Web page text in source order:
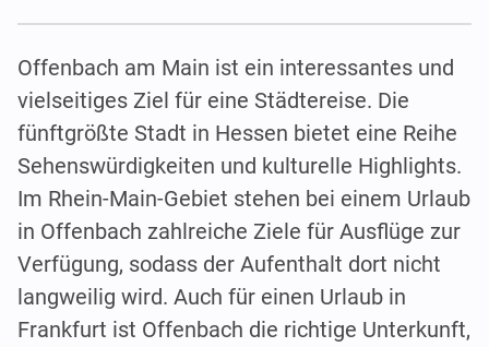
Offenbach am Main ist ein interessantes und
vielseitiges Ziel für eine Städtereise. Die
fünftgrößte Stadt in Hessen bietet eine Reihe
Sehenswürdigkeiten und kulturelle Highlights.
Im Rhein-Main-Gebiet stehen bei einem Urlaub
in Offenbach zahlreiche Ziele für Ausflüge zur
Verfügung, sodass der Aufenthalt dort nicht
langweilig wird. Auch für einen Urlaub in
Frankfurt ist Offenbach die richtige Unterkunft,